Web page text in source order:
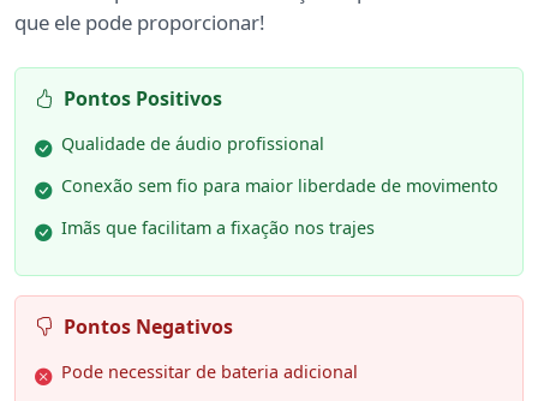
que ele pode proporcionar!
Pontos Positivos
Qualidade de áudio profissional
Conexão sem fio para maior liberdade de movimento
Imãs que facilitam a fixação nos trajes
Pontos Negativos
Pode necessitar de bateria adicional